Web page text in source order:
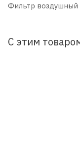
Фильтр воздушный
С этим